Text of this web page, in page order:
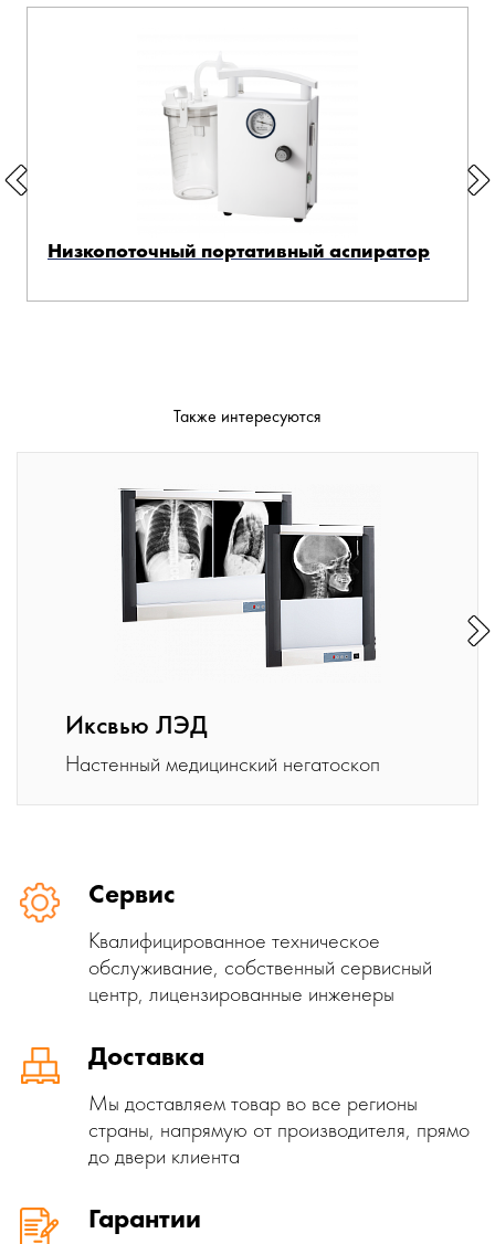
Низкопоточный портативный аспиратор
Также интересуются
Иксвью ЛЭД
Настенный медицинский негатоскоп
Сервис
Квалифицированное техническое
обслуживание, собственный сервисный
центр, лицензированные инженеры
Доставка
Мы доставляем товар во все регионы
страны, напрямую от производителя, прямо
до двери клиента
Гарантии